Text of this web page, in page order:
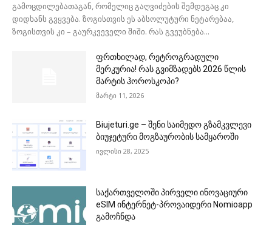
გამოცდილებათაგან, რომელიც გაღვიძების შემდეგაც კი
დიდხანს გვყვება. ზოგისთვის ეს აბსოლუტური ნეტარებაა,
ზოგისთვის კი – გაურკვეველი შიში. რას გვეუბნება...
ფრთხილად, რეტროგრადული
მერკურია! რას გვიმზადებს 2026 წლის
მარტის ჰოროსკოპი?
მარტი 11, 2026
Biujeturi.ge – შენი საიმედო გზამკვლევი
ბიუჯეტური მოგზაურობის სამყაროში
ივლისი 28, 2025
საქართველოში პირველი ინოვაციური
eSIM ინტერნეტ-პროვაიდერი Nomioapp
გამოჩნდა